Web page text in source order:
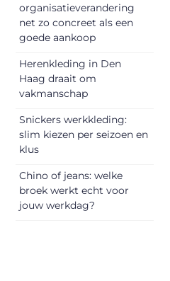
organisatieverandering
net zo concreet als een
goede aankoop
Herenkleding in Den
Haag draait om
vakmanschap
Snickers werkkleding:
slim kiezen per seizoen en
klus
Chino of jeans: welke
broek werkt echt voor
jouw werkdag?